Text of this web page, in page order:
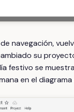
navegación,
su
festivo se
en el